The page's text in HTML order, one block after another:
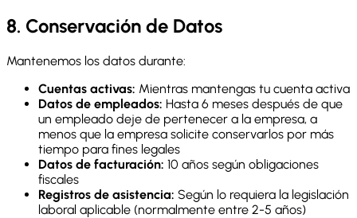
8. Conservación de Datos
Mantenemos los datos durante:
Cuentas activas: Mientras mantengas tu cuenta activa
Datos de empleados: Hasta 6 meses después de que
un empleado deje de pertenecer a la empresa, a
menos que la empresa solicite conservarlos por más
tiempo para fines legales
Datos de facturación: 10 años según obligaciones
fiscales
Registros de asistencia: Según lo requiera la legislación
laboral aplicable (normalmente entre 2-5 años)